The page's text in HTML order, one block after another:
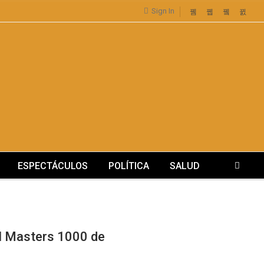
Sign In
ESPECTÁCULOS POLÍTICA SALUD
Masters 1000 de